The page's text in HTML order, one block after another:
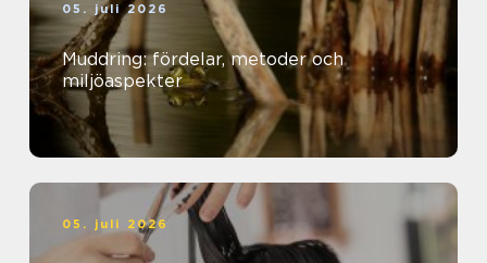
05. juli 2026
Muddring: fördelar, metoder och
miljöaspekter
05. juli 2026